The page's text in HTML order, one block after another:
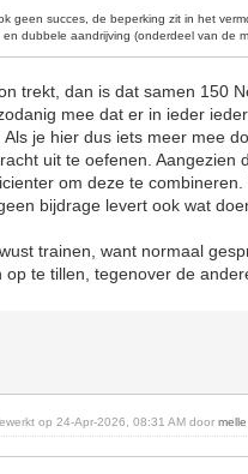
geen succes, de beperking zit in het
dubbele aandrijving (onderdeel van de
trekt, dan is dat samen 150
mee dat er in ieder
je hier dus iets meer mee
uit te oefenen. Aangezien
om deze te
bijdrage levert ook wat
trainen, want normaal
te tillen, tegenover de
op 24-Apr-2026, 08:31 AM door